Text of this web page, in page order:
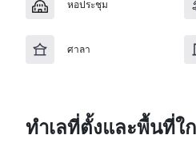
หอประชุม
ศาลา
ทำเลที่ตั้งและพื้นที่ใ